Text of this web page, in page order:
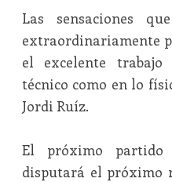
Las sensaciones
extraordinariamente
el excelente
técnico como en lo
Jordi Ruíz.
El próximo
disputará el próximo